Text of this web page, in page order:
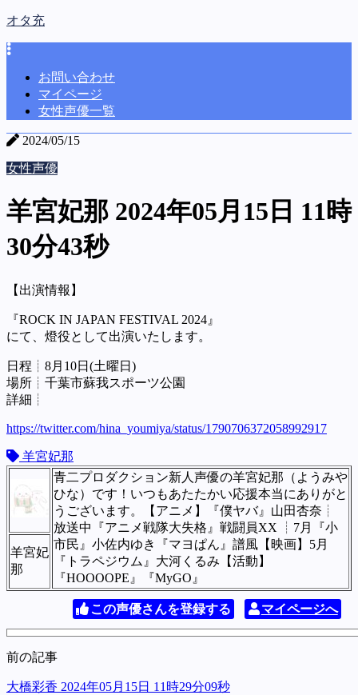
オタ充
お問い合わせ
マイページ
女性声優一覧
2024/05/15
女性声優
羊宮妃那 2024年05月15日 11時
30分43秒
【出演情報】
『ROCK IN JAPAN FESTIVAL 2024』
にて、燈役として出演いたします。
日程┊︎8月10日(土曜日)
場所┊︎千葉市蘇我スポーツ公園
詳細┊︎
https://twitter.com/hina_youmiya/status/1790706372058992917
羊宮妃那
青二プロダクション新人声優の羊宮妃那（ようみや
ひな）です！いつもあたたかい応援本当にありがと
うございます。【アニメ】『僕ヤバ』山田杏奈┊
放送中『アニメ戦隊大失格』戦闘員XX ┊7月『小
市民』小佐内ゆき『マヨぱん』譜風【映画】5月
『トラペジウム』大河くるみ【活動】
『HOOOOPE』『MyGO』
羊宮妃
那
この声優さんを登録する マイページへ
前の記事
大橋彩香 2024年05月15日 11時29分09秒